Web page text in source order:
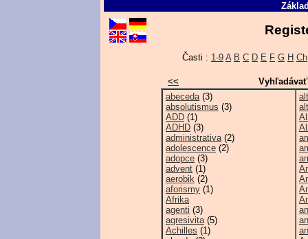
Časti : 1-9 A B C D E F G H Ch
<<
abeceda(3)
absolutismus (3)
ADD (1)
ADHD (3)
administrativa(2)
adolescence (2)
adopce (3)
advent (1)
aerobik (2)
aforismy (1)
Afrika
agenti (3)
agresivita(5)
Achilles (1)